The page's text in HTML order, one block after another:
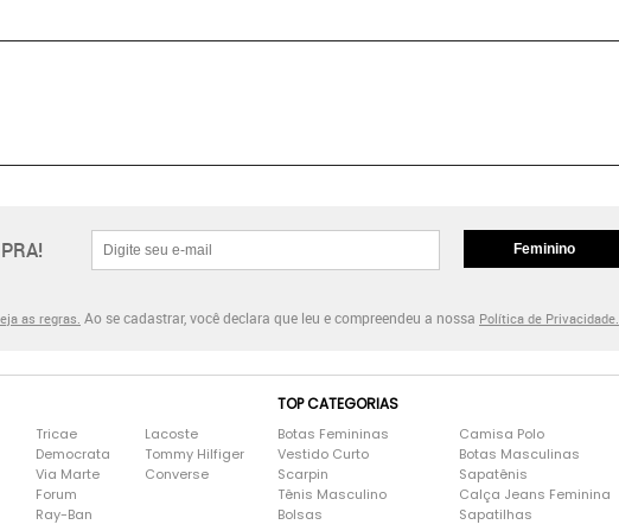
Feminino
as regras. Ao se cadastrar, você declara que leu e compreendeu a nossa Política de Privacidade.
Tricae
Democrata
Via Marte
Forum
Ray-Ban
Lacoste
Tommy Hilfiger
Converse
TOP CATEGORIAS
Botas Femininas
Vestido Curto
Scarpin
Tênis Masculino
Bolsas
Camisa Polo
Botas Masculinas
Sapatênis
Calça Jeans Feminina
Sapatilhas